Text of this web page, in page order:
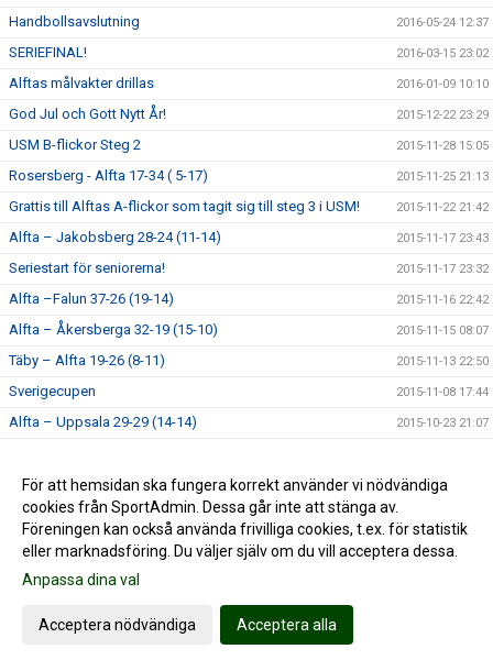
Handbollsavslutning 2016-05-24 12:37
SERIEFINAL! 2016-03-15 23:02
Alftas målvakter drillas 2016-01-09 10:10
God Jul och Gott Nytt År! 2015-12-22 23:29
USM B-flickor Steg 2 2015-11-28 15:05
Rosersberg - Alfta 17-34 ( 5-17) 2015-11-25 21:13
Grattis till Alftas A-flickor som tagit sig till steg 3 i USM! 2015-11-22 21:42
Alfta – Jakobsberg 28-24 (11-14) 2015-11-17 23:43
Seriestart för seniorerna! 2015-11-17 23:32
Alfta –Falun 37-26 (19-14) 2015-11-16 22:42
Alfta – Åkersberga 32-19 (15-10) 2015-11-15 08:07
Täby – Alfta 19-26 (8-11) 2015-11-13 22:50
Sverigecupen 2015-11-08 17:44
Alfta – Uppsala 29-29 (14-14) 2015-10-23 21:07
Målvaktsutbildning 2015-09-14 16:58
Lycka till alla Alfta-lag! 2015-09-04 21:22
Gå till Webbversion
För att hemsidan ska fungera korrekt använder vi nödvändiga
cookies från SportAdmin. Dessa går inte att stänga av.
Föreningen kan också använda frivilliga cookies, t.ex. för statistik
eller marknadsföring. Du väljer själv om du vill acceptera dessa.
Anpassa dina val
Acceptera nödvändiga Acceptera alla